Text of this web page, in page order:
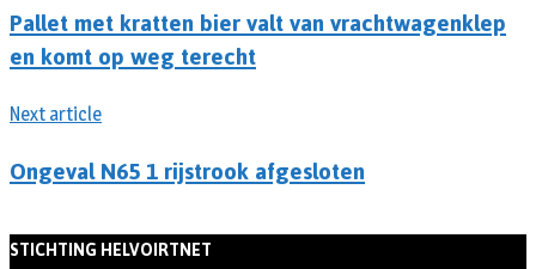
Pallet met kratten bier valt van vrachtwagenklep
en komt op weg terecht
Next article
Ongeval N65 1 rijstrook afgesloten
STICHTING HELVOIRTNET